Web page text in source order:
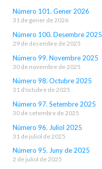
Número 101. Gener 2026
31 de gener de 2026
Número 100. Desembre 2025
29 de desembre de 2025
Número 99. Novembre 2025
30 de novembre de 2025
Número 98. Octubre 2025
31 d'octubre de 2025
Número 97. Setembre 2025
30 de setembre de 2025
Número 96. Juliol 2025
31 de juliol de 2025
Número 95. Juny de 2025
2 de juliol de 2025